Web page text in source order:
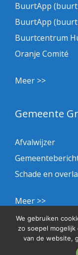
BuurtApp
BuurtApp
Buurtcentrum
Oranje Comité
Meer >>
Gemeente
Afvalwijzer
Schade en
Meer >>
We gebruiken
zo soepel
van de website,